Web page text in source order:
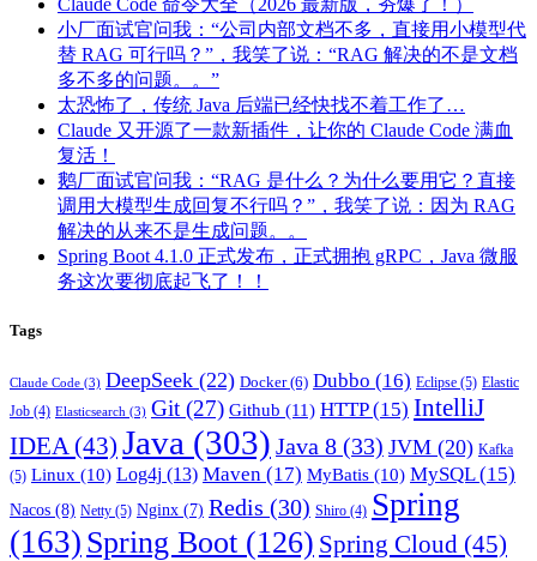
Claude Code 命令大全（2026 最新版，夯爆了！）
小厂面试官问我：“公司内部文档不多，直接用小模型代
替 RAG 可行吗？”，我笑了说：“RAG 解决的不是文档
多不多的问题。。”
太恐怖了，传统 Java 后端已经快找不着工作了…
Claude 又开源了一款新插件，让你的 Claude Code 满血
复活！
鹅厂面试官问我：“RAG 是什么？为什么要用它？直接
调用大模型生成回复不行吗？”，我笑了说：因为 RAG
解决的从来不是生成问题。。
Spring Boot 4.1.0 正式发布，正式拥抱 gRPC，Java 微服
务这次要彻底起飞了！！
Tags
Claude Code (3) DeepSeek (22) Docker(6) Dubbo (16) Eclipse (5) Elastic
Job (4) Elasticsearch (3) Git (27) Github (11) HTTP(15) IntelliJ
IDEA (43) Java (303) Java 8 (33) JVM (20) Kafka
(5) Linux (10) Log4j (13) Maven (17) MyBatis (10) MySQL(15)
Nacos (8) Netty (5) Nginx (7) Redis (30) Shiro (4) Spring
(163) Spring Boot (126) Spring Cloud (45)